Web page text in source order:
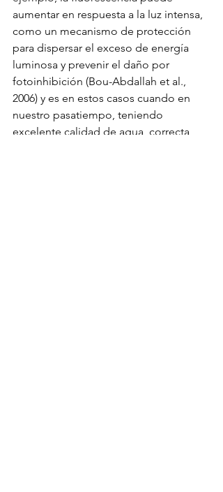
aumentar en respuesta a la luz intensa,
como un mecanismo de protección
para dispersar el exceso de energía
luminosa y prevenir el daño por
fotoinhibición (Bou-Abdallah et al.,
2006) y es en estos casos cuando en
nuestro pasatiempo, teniendo
excelente calidad de agua, correcta